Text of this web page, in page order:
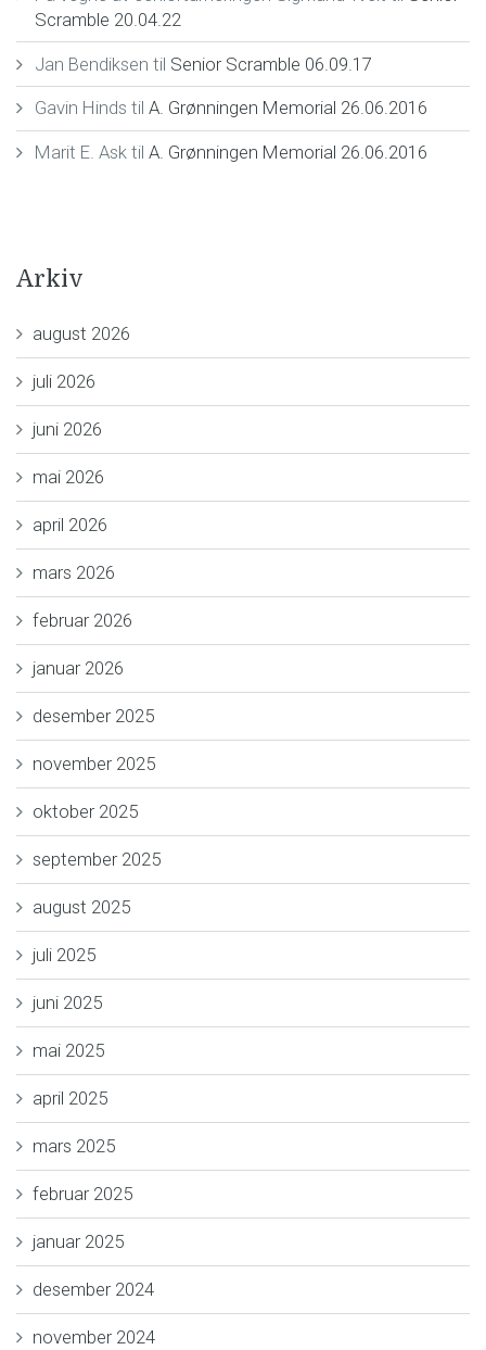
Scramble 20.04.22
Jan Bendiksen til Senior Scramble 06.09.17
Gavin Hinds til A. Grønningen Memorial 26.06.2016
Marit E. Asktil A. Grønningen Memorial 26.06.2016
Arkiv
august 2026
juli 2026
juni 2026
mai 2026
april 2026
mars 2026
februar 2026
januar 2026
desember 2025
november 2025
oktober 2025
september 2025
august 2025
juli 2025
juni 2025
mai 2025
april 2025
mars 2025
februar 2025
januar 2025
desember 2024
november 2024